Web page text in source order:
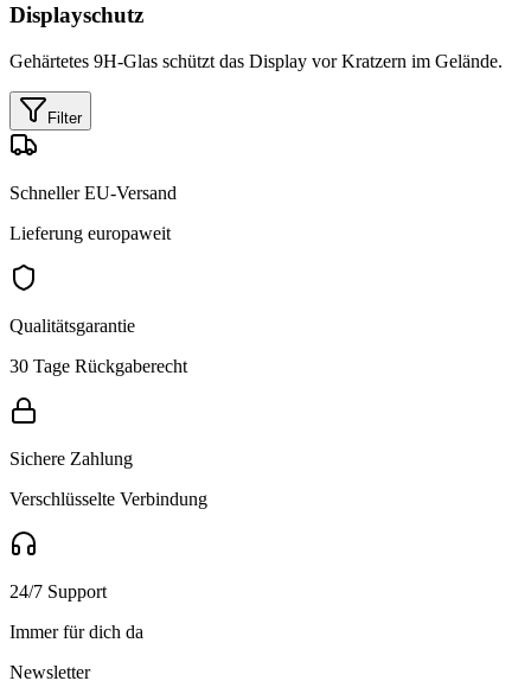
Displayschutz
Gehärtetes 9H-Glas schützt das Display vor Kratzern im Gelände.
Filter
Schneller EU-Versand
Lieferung europaweit
Qualitätsgarantie
30 Tage Rückgaberecht
Sichere Zahlung
Verschlüsselte Verbindung
24/7 Support
Immer für dich da
Newsletter